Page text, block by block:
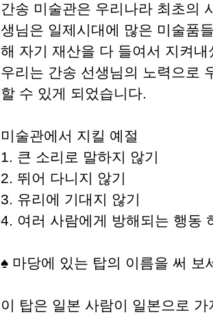
간송 미술관은 우리나라 최초의
생님은 일제시대에 많은 미술품
해 자기 재산을 다 들여서 지켜
우리는 간송 선생님의 노력으로
할 수 있게 되었습니다.
미술관에서 지킬 예절
1. 큰 소리로 말하지 않기
2. 뛰어 다니지 않기
3. 유리에 기대지 않기
4. 여러 사람에게 방해되는 행동
♠ 마당에 있는 탑의 이름을 써 보
이 탑은 일본 사람이 일본으로